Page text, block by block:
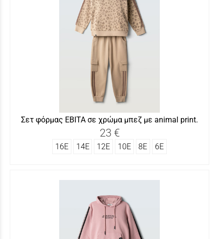
Σετ φόρμας ΕΒΙΤΑ σε χρώμα μπεζ με animal print.
23 €
16Ε 14Ε 12Ε 10Ε 8Ε 6Ε